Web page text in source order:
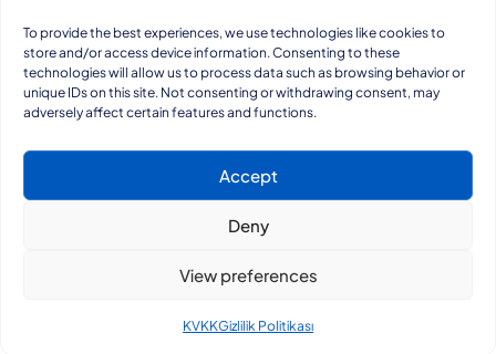
To provide the best experiences, we use technologies like cookies to
store and/or access device information. Consenting to these
technologies will allow us to process data such as browsing behavior or
unique IDs on this site. Not consenting or withdrawing consent, may
adversely affect certain features and functions.
Accept
Deny
View preferences
KVKKGizlilik Politikası
KVKK
Gizlilik Politikası
Kalite Standartları
info@bentego.com +90 850 466 34 26